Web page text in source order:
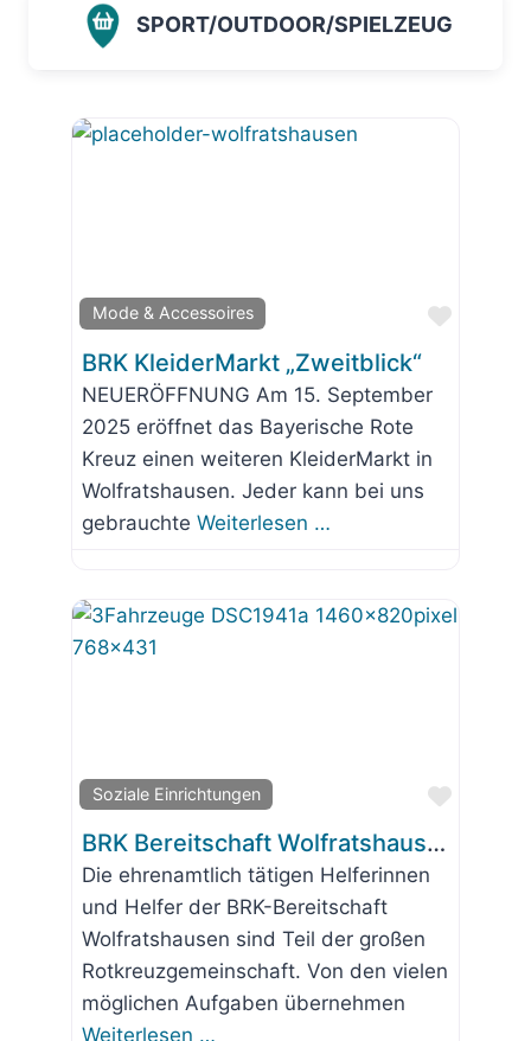
SPORT/OUTDOOR/SPIELZEUG
Mode & Accessoires
Favorit
BRK KleiderMarkt „Zweitblick“
NEUERÖFFNUNG Am 15. September
2025 eröffnet das Bayerische Rote
Kreuz einen weiteren KleiderMarkt in
Wolfratshausen. Jeder kann bei uns
gebrauchte Weiterlesen …
Soziale Einrichtungen
Favorit
BRK Bereitschaft Wolfratshausen
Die ehrenamtlich tätigen Helferinnen
und Helfer der BRK-Bereitschaft
Wolfratshausen sind Teil der großen
Rotkreuzgemeinschaft. Von den vielen
möglichen Aufgaben übernehmen
Weiterlesen …